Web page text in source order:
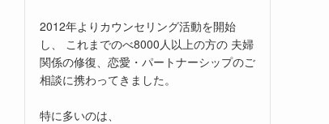
2012年よりカウンセリング活動を開始
し、 これまでのべ8000人以上の方の 夫婦
関係の修復、恋愛・パートナーシップのご
相談に携わってきました。
特に多いのは、